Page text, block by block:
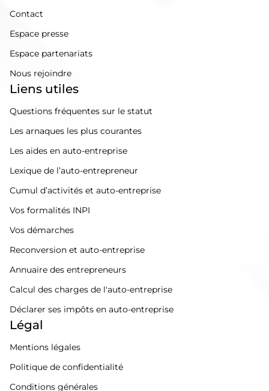
Contact
Espace presse
Espace partenariats
Nous rejoindre
Liens utiles
Questions fréquentes sur le statut
Les arnaques les plus courantes
Les aides en auto-entreprise
Lexique de l’auto-entrepreneur
Cumul d’activités et auto-entreprise
Vos formalités INPI
Vos démarches
Reconversion et auto-entreprise
Annuaire des entrepreneurs
Calcul des charges de l'auto-entreprise
Déclarer ses impôts en auto-entreprise
Légal
Mentions légales
Politique de confidentialité
Conditions générales